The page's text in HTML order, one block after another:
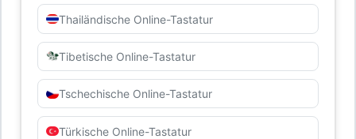
Thailändische Online-Tastatur
Tibetische Online-Tastatur
Tschechische Online-Tastatur
Türkische Online-Tastatur